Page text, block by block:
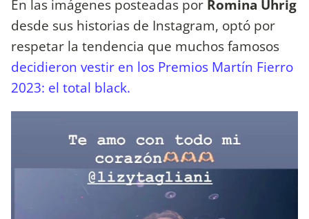
En las imágenes posteadas por Romina Uhrig
desde sus historias de Instagram, optó por
respetar la tendencia que muchos famosos
decidieron vestir en los Premios Martín Fierro
2023: el total black.